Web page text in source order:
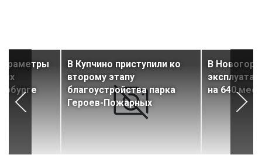
В Купчино приступили ко
второму этапу
благоустройства парка
Героев-Пожарных
В
на 640 мест